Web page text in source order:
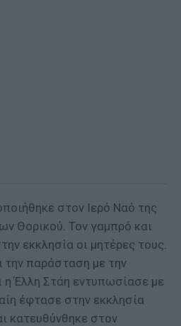
στον Ιερό Ναό της
Θορικού. Τον γαμπρό και
εκκλησία οι μητέρες τους.
παράσταση με την
η Έλλη Στάη εντυπωσίασε με
έφτασε στην εκκλησία
κατευθύνθηκε στον